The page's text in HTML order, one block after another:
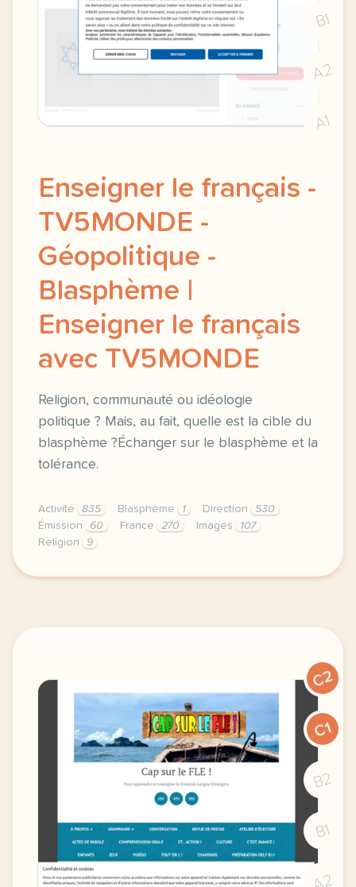
B1
A2
A1
Enseigner le français -
TV5MONDE -
Géopolitique -
Blasphème |
Enseigner le français
avec TV5MONDE
Religion, communauté ou idéologie
politique ? Mais, au fait, quelle est la cible du
blasphème ?Échanger sur le blasphème et la
tolérance.
Activité 835 Blasphème 1 Direction
530
Émission
60 France 270 Images
107
Religion
9
didomi host didomi components button cursor
C2
C1
B2
B1
A2